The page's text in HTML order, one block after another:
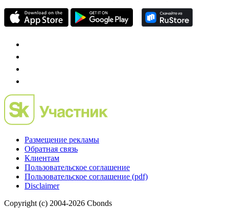
Размещение рекламы
Обратная связь
Клиентам
Пользовательское соглашение
Пользовательское соглашение (pdf)
Disclaimer
Copyright (c) 2004-2026 Cbonds